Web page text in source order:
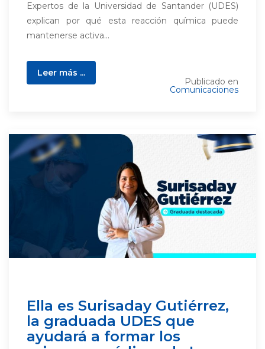
Expertos de la Universidad de Santander (UDES)
explican por qué esta reacción química puede
mantenerse activa...
Leer más ...
Publicado en
Comunicaciones
Ella es Surisaday Gutiérrez,
la graduada UDES que
ayudará a formar los